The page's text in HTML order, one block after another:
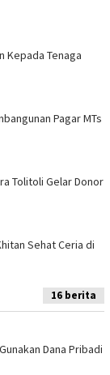
Kepada Tenaga
Pagar MTs
Tolitoli Gelar Donor
Sehat Ceria di
16 berita
Dana Pribadi